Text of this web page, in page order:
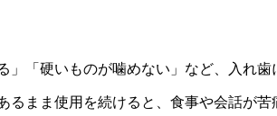
」 「硬いものが噛めない」など、 入れ歯
るまま使用を続けると、 食事や会話が苦